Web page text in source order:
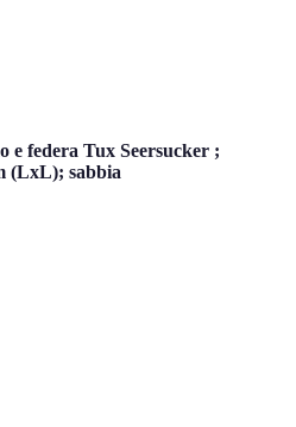
federa Tux Seersucker ;
(LxL); sabbia